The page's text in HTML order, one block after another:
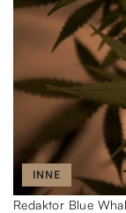
INNE
Redaktor Blue